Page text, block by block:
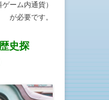
ーム内通貨）
が必要です。
史探